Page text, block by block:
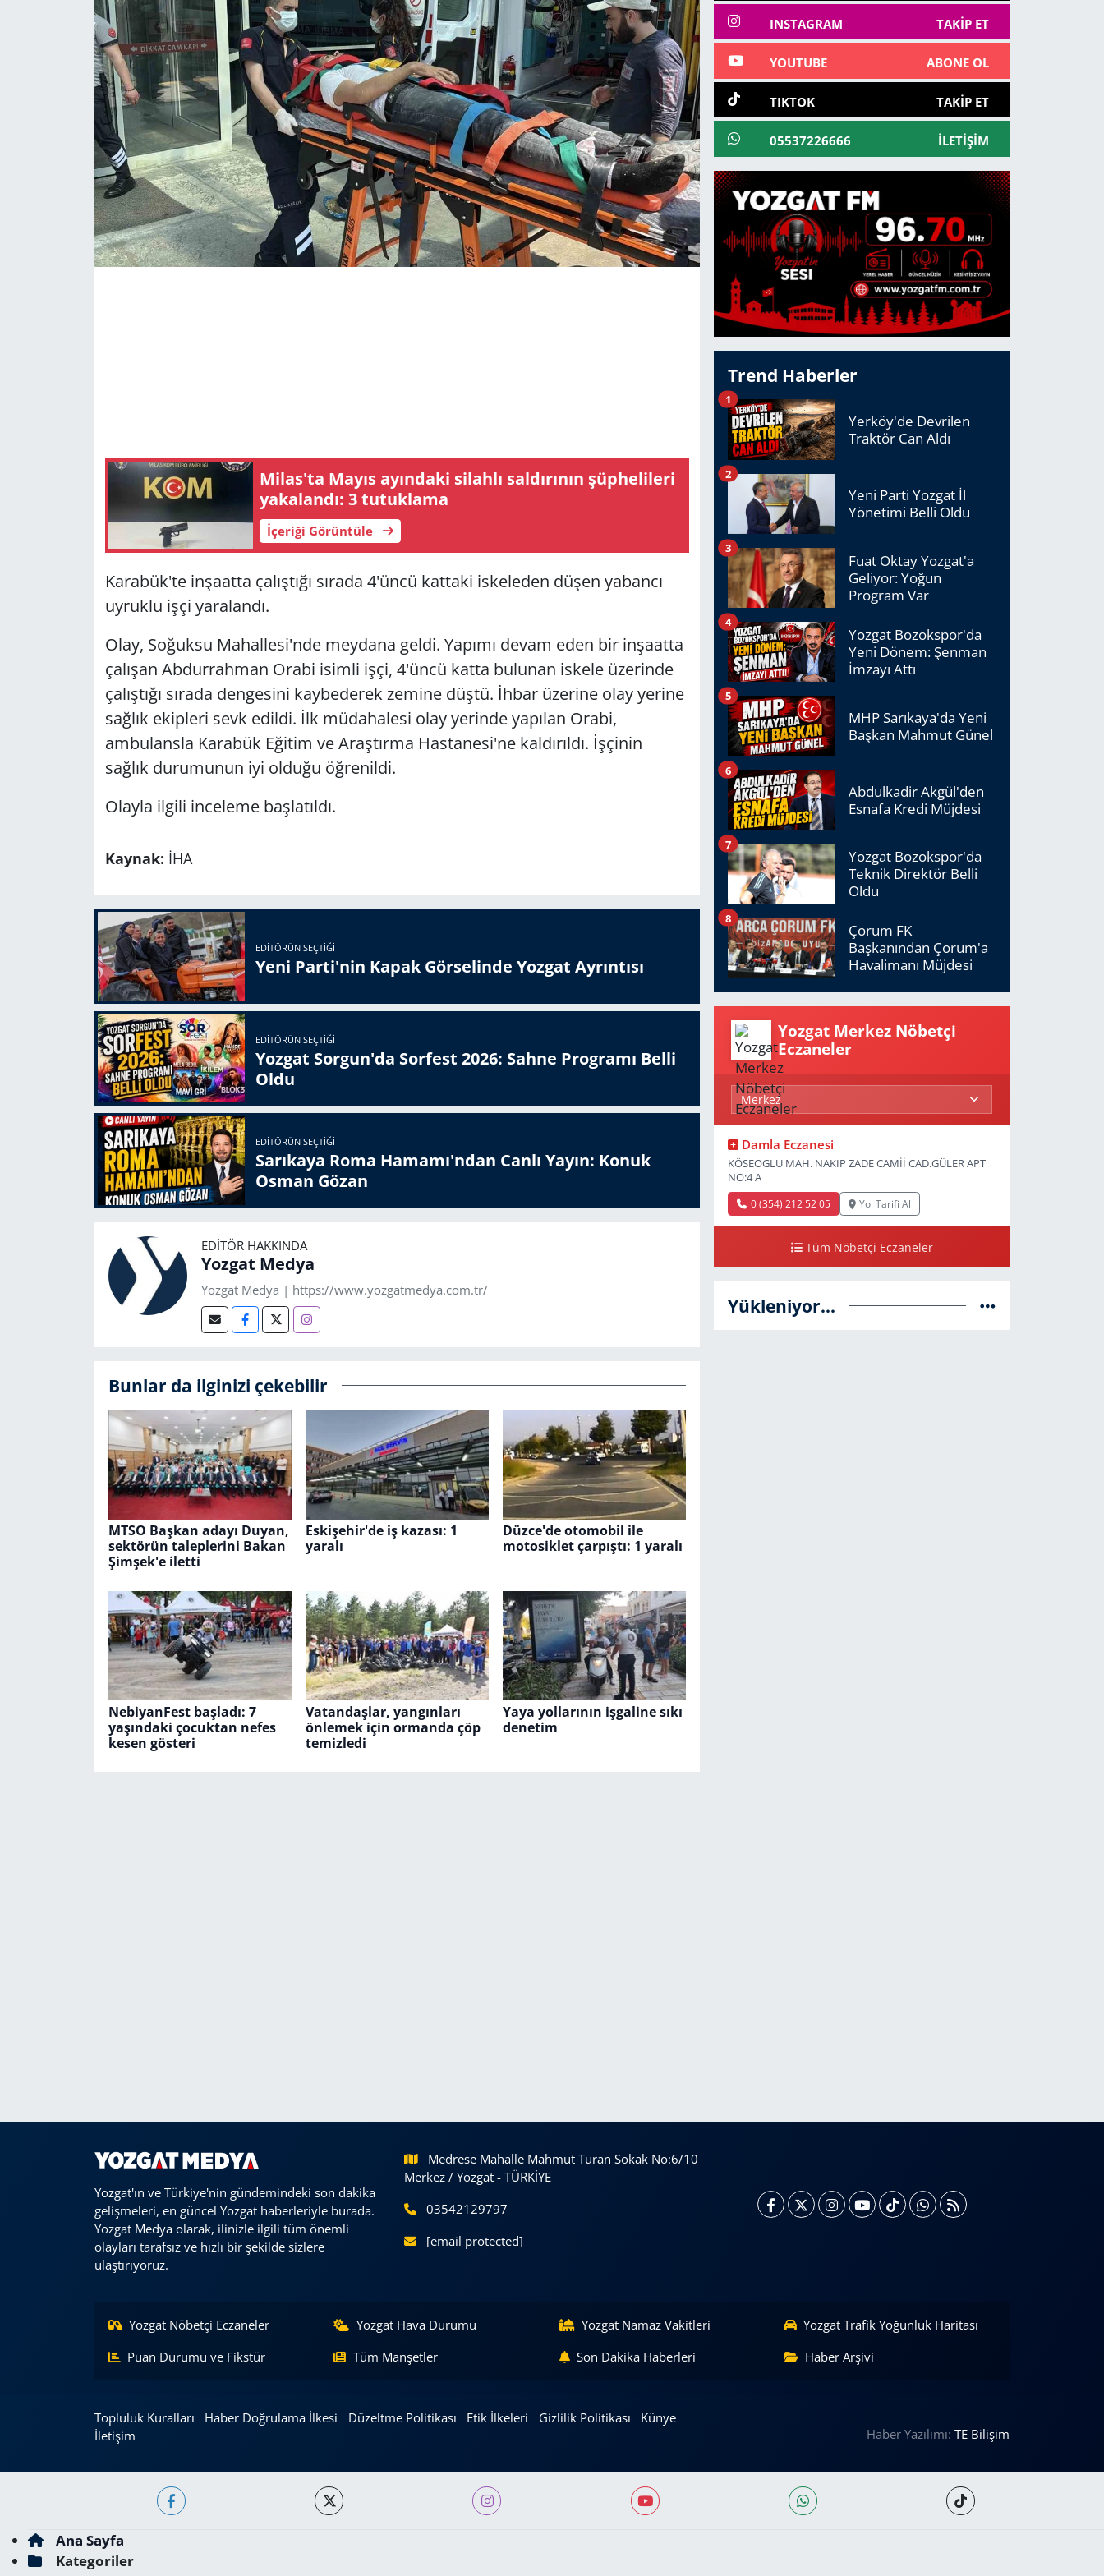
Milas'ta Mayıs ayındaki silahlı saldırının şüphelileri
yakalandı: 3 tutuklama
İçeriği Görüntüle
Karabük'te inşaatta çalıştığı sırada 4'üncü kattaki iskeleden düşen yabancı
uyruklu işçi yaralandı.
Olay, Soğuksu Mahallesi'nde meydana geldi. Yapımı devam eden bir inşaatta
çalışan Abdurrahman Orabi isimli işçi, 4'üncü katta bulunan iskele üzerinde
çalıştığı sırada dengesini kaybederek zemine düştü. İhbar üzerine olay yerine
sağlık ekipleri sevk edildi. İlk müdahalesi olay yerinde yapılan Orabi,
ambulansla Karabük Eğitim ve Araştırma Hastanesi'ne kaldırıldı. İşçinin
sağlık durumunun iyi olduğu öğrenildi.
Olayla ilgili inceleme başlatıldı.
Kaynak: İHA
EDITÖRÜN SEÇTIĞI
Yeni Parti'nin Kapak Görselinde Yozgat Ayrıntısı
EDITÖRÜN SEÇTIĞI
Yozgat Sorgun'da Sorfest 2026: Sahne Programı Belli
Oldu
EDITÖRÜN SEÇTIĞI
Sarıkaya Roma Hamamı'ndan Canlı Yayın: Konuk
Osman Gözan
EDITÖR HAKKINDA
Yozgat Medya
Yozgat Medya | https://www.yozgatmedya.com.tr/
Bunlar da ilginizi çekebilir
MTSO Başkan adayı Duyan,
sektörün taleplerini Bakan
Şimşek'e iletti
Eskişehir'de iş kazası: 1
yaralı
Düzce'de otomobil ile
motosiklet çarpıştı: 1 yaralı
NebiyanFest başladı: 7
yaşındaki çocuktan nefes
kesen gösteri
Vatandaşlar, yangınları
önlemek için ormanda çöp
temizledi
Yaya yollarının işgaline sıkı
denetim
INSTAGRAM TAKIP ET
YOUTUBE ABONE OL
TIKTOK TAKIP ET
05537226666 İLETIŞIM
Trend Haberler
Yerköy'de Devrilen
Traktör Can Aldı
1
Yeni Parti Yozgat İl
Yönetimi Belli Oldu
2
Fuat Oktay Yozgat'a
Geliyor: Yoğun
Program Var
3
Yozgat Bozokspor'da
Yeni Dönem: Şenman
İmzayı Attı
4
MHP Sarıkaya'da Yeni
Başkan Mahmut Günel
5
Abdulkadir Akgül'den
Esnafa Kredi Müjdesi
6
Yozgat Bozokspor'da
Teknik Direktör Belli
Oldu
7
Çorum FK
Başkanından Çorum'a
Havalimanı Müjdesi
8
Yozgat Merkez Nöbetçi
Eczaneler
Damla Eczanesi
KÖSEOGLU MAH. NAKIP ZADE CAMİİ CAD.GÜLER APT
NO:4 A
0 (354) 212 52 05 Yol Tarifi Al
Tüm Nöbetçi Eczaneler
Yükleniyor...
Yozgat'ın ve Türkiye'nin gündemindeki son dakika
gelişmeleri, en güncel Yozgat haberleriyle burada.
Yozgat Medya olarak, ilinizle ilgili tüm önemli
olayları tarafsız ve hızlı bir şekilde sizlere
ulaştırıyoruz.
Medrese Mahalle Mahmut Turan Sokak No:6/10
Merkez / Yozgat - TÜRKİYE
03542129797
[email protected]
Yozgat Nöbetçi Eczaneler Yozgat Hava Durumu Yozgat Namaz Vakitleri
Yozgat Trafik Yoğunluk Haritası
Puan Durumu ve Fikstür
Tüm Manşetler Son Dakika Haberleri Haber Arşivi
Topluluk Kuralları Haber Doğrulama İlkesi Düzeltme Politikası Etik İlkeleri Gizlilik Politikası
Künye
İletişim
Haber Yazılımı:TE Bilişim
Ana Sayfa
Kategoriler